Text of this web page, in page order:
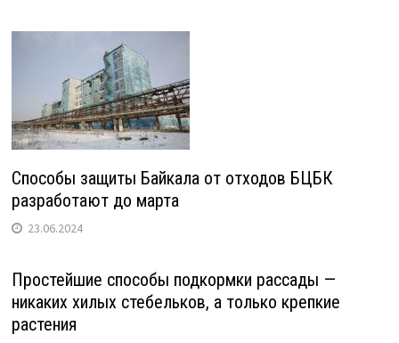
Способы защиты Байкала от отходов БЦБК
разработают до марта
23.06.2024
Простейшие способы подкормки рассады —
никаких хилых стебельков, а только крепкие
растения